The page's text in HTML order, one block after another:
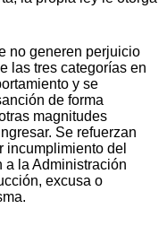
no generen perjuicio
las tres categorías en
y se
de forma
magnitudes
Se refuerzan
incumplimiento del
a la Administración
excusa o